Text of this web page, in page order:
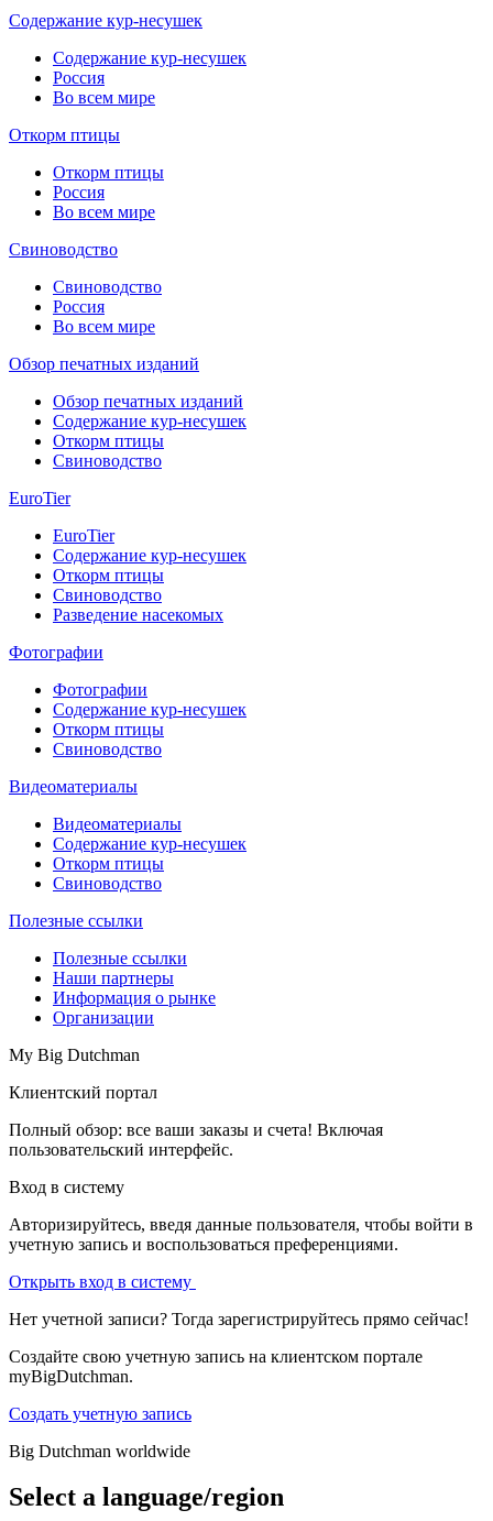
Содержание кур-несушек
Содержание кур-несушек
Россия
Во всем мире
Откорм птицы
Откорм птицы
Россия
Во всем мире
Свиноводство
Свиноводство
Россия
Во всем мире
Обзор печатных изданий
Обзор печатных изданий
Содержание кур-несушек
Откорм птицы
Свиноводство
EuroTier
EuroTier
Содержание кур-несушек
Откорм птицы
Свиноводство
Разведение насекомых
Фотографии
Фотографии
Содержание кур-несушек
Откорм птицы
Свиноводство
Видеоматериалы
Видеоматериалы
Содержание кур-несушек
Откорм птицы
Свиноводство
Полезные ссылки
Полезные ссылки
Наши партнеры
Информация о рынке
Организации
My Big Dutchman
Клиентский портал
Полный обзор: все ваши заказы и счета! Включая
пользовательский интерфейс.
Вход в систему
Авторизируйтесь, введя данные пользователя, чтобы войти в
учетную запись и воспользоваться преференциями.
Открыть вход в систему
Нет учетной записи? Тогда зарегистрируйтесь прямо сейчас!
Создайте свою учетную запись на клиентском портале
myBigDutchman.
Создать учетную запись
Big Dutchman worldwide
Select a language/region